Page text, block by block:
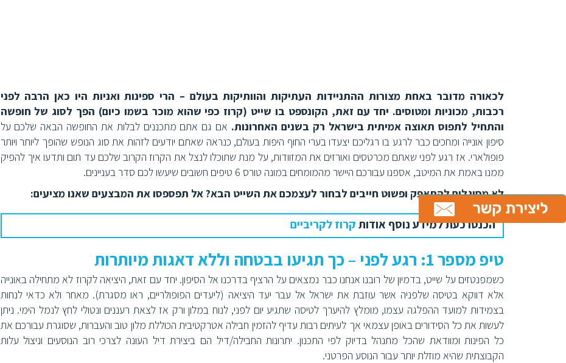
לכאורה מדובר באחת מצורות ההתניידות העתיקות והוותיקות בעולם – הרי ספינות ואניות היו כאן הרבה לפני
רכבות, מכוניות ומטוסים. יחד עם זאת, הקונספט בו שייט (קרוז כפי שהוא מוכר בשמו כיום) הפך לסוג של חופשה
והתחיל לתפוס תאוצה אמיתית בישראל רק בשנים האחרונות. אם גם אתם מתכננים לבלות את החופשה הבאה שלכם על
סיפון אונייה ומחכים כבר לרגע בו רגליכם יצעדו בערי החוף היפות בעולם, כנראה שאתם יודעים לזהות את סוג הנופש שהופך ליותר ויותר
פופולארי. אז רגע לפני שאתם מכרטסים ואורזים את המזוודות, על מנת שתוכלו לנצל את הקרוז הקרוב שלכם עד תום ותדעו איך להפיק
ממנו באמת את המיטב, אספנו עבורכם היישר מהמומחים במונה טורס 6 טיפים חשובים שיעשו לכם סדר בעניינים.
לא מסוגלים להתאפק ופשוט חייבים לבחור לעצמכם את השייט הבא? אל תפספסו את המבצעים שאנו מציעים:
הכנסו כעת למידע נוסף אודות קרוז לקריביים
טיפ מספר 1: רגע לפני – כך תגיעו בבטחה וללא דאגות מיותרות
כשמפנטזים על שייט, בדמיון של רובנו אנחנו כבר נמצאים על הרציף בדרכנו אל הסיפון. יחד עם זאת, היציאה לקרוז לא מתחילה באונייה
אלא דווקא בטיסה שלפניה אשר עוזבת את ישראל אל עבר יעד היציאה (ליעדים הפופולריים, ראו מסגרת). מאחר ולא כדאי לנחות
בצמידות למועד ההפלגה עצמו, מומלץ להיערך לטיסה שתגיע יום לפני, לנוח במלון ורק אז לצאת רעננים ונטולי לחץ לנמל הימי. ניתן
לעשות את כל הסידורים באופן עצמאי אך לעיתים רבות עדיף להזמין חבילה אטרקטיבית הכוללת מלון טוב והעברות, שסוגרת עבורכם את
כל הפינות ומוודאת שהכל מתנהל בדיוק לפי התכנון. יתרונות החבילה/דיל הם ביצירת דיל העונה לצרכי רוב הנוסעים וניצול עלות
הקבוצתית שהיא מוזלת יותר עבור הנוסע הפרטני.